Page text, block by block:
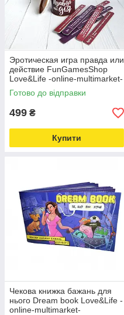
Эротическая игра правда или
действие FunGamesShop
Love&Life -online-multimarket-
Готово до відправки
499 ₴
Купити
Чекова книжка бажань для
нього Dream book Love&Life -
online-multimarket-